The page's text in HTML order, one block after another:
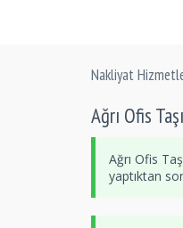
Nakliyat
Ağrı Ofis
Ağrı Ofis
yaptıktan